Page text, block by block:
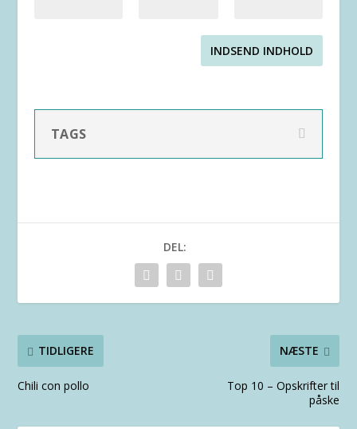
INDSEND INDHOLD
TAGS
DEL:
TIDLIGERE
Chili con pollo
NÆSTE
Top 10 – Opskrifter til
påske